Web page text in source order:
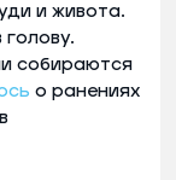
и живота.
собираются
о ранениях